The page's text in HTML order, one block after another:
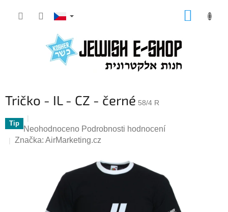
Tričko - IL - CZ - černé 58/4 R
Tip
Průměrné
hodnocení
hvězdiček.
Neohodnoceno Podrobnosti hodnocení
Značka: AirMarketing.cz